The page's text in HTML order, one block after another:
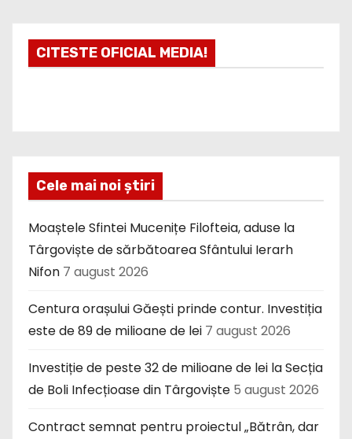
CITESTE OFICIAL MEDIA!
Cele mai noi știri
Moaștele Sfintei Mucenițe Filofteia, aduse la
Târgoviște de sărbătoarea Sfântului Ierarh
Nifon 7 august 2026
Centura orașului Găești prinde contur. Investiția
este de 89 de milioane de lei 7 august 2026
Investiție de peste 32 de milioane de lei la Secția
de Boli Infecțioase din Târgoviște 5 august 2026
Contract semnat pentru proiectul „Bătrân, dar